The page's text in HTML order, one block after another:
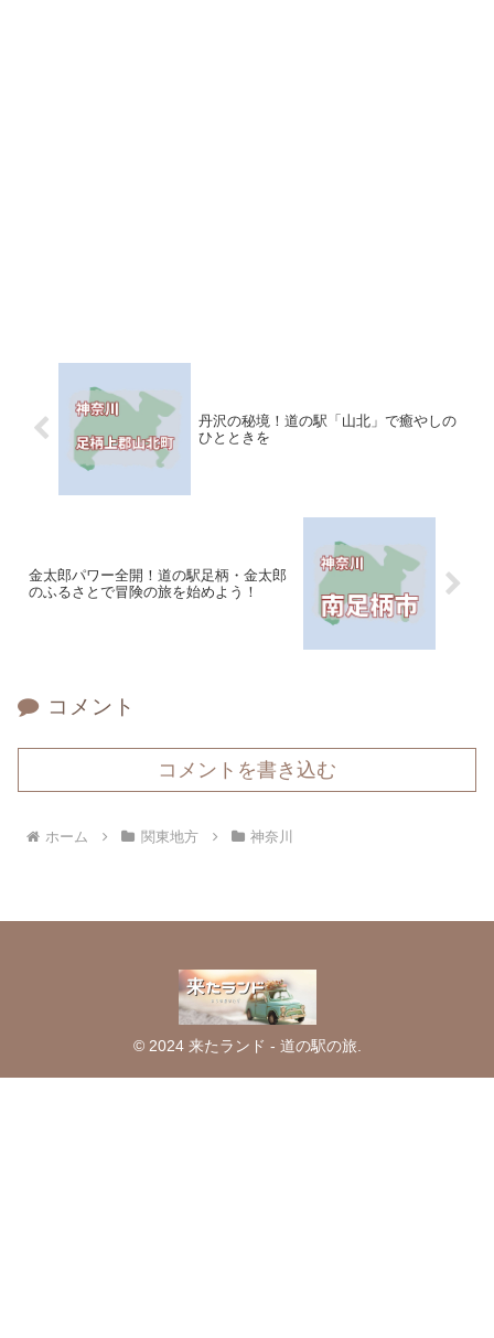
丹沢の秘境！道の駅「山北」で癒やしの
ひとときを
金太郎パワー全開！道の駅足柄・金太郎
のふるさとで冒険の旅を始めよう！
コメント
コメントを書き込む
ホーム 関東地方 神奈川
© 2024 来たランド - 道の駅の旅.